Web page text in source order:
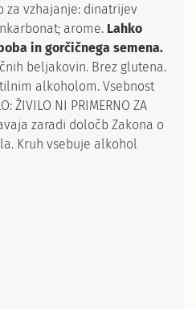
za vzhajanje: dinatrijev
arome. Lahko
in gorčičnega semena.
beljakovin. Brez glutena.
alkoholom. Vsebnost
ŽIVILO NI PRIMERNO ZA
zaradi določb Zakona o
Kruh vsebuje alkohol